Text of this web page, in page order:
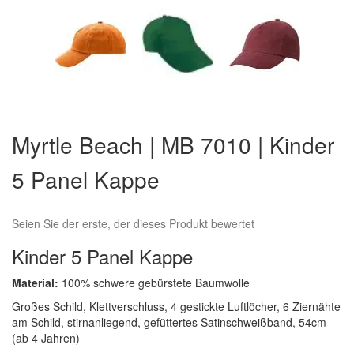
der
Bildergalerie
springen
Myrtle Beach | MB 7010 | Kinder
5 Panel Kappe
Seien Sie der erste, der dieses Produkt bewertet
Kinder 5 Panel Kappe
Material: 100% schwere gebürstete Baumwolle
Großes Schild, Klettverschluss, 4 gestickte Luftlöcher, 6 Ziernähte
am Schild, stirnanliegend, gefüttertes Satinschweißband, 54cm
(ab 4 Jahren)